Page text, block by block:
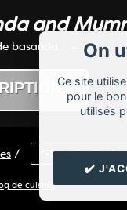
On
Ce site
pour le
utilisés
✔️
and
basanda.
/ ✉️ Contacter
de cuisine